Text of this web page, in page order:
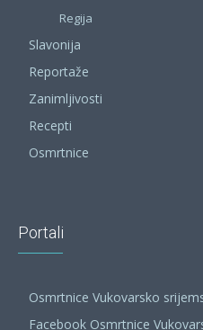
Regija
Slavonija
Reportaže
Zanimljivosti
Recepti
Osmrtnice
Portali
Osmrtnice Vukovarsko
Facebook Osmrtnice